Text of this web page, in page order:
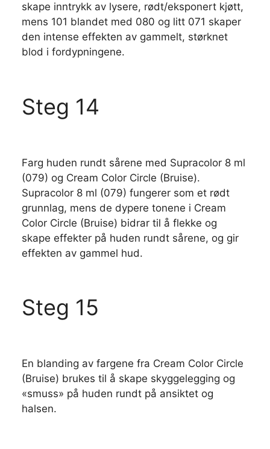
skape inntrykk av lysere, rødt/eksponert kjøtt,
mens 101 blandet med 080 og litt 071 skaper
den intense effekten av gammelt, størknet
blod i fordypningene.
Steg 14
Farg huden rundt sårene med Supracolor 8 ml
(079) og Cream Color Circle (Bruise).
Supracolor 8 ml (079) fungerer som et rødt
grunnlag, mens de dypere tonene i Cream
Color Circle (Bruise) bidrar til å flekke og
skape effekter på huden rundt sårene, og gir
effekten av gammel hud.
Steg 15
En blanding av fargene fra Cream Color Circle
(Bruise) brukes til å skape skyggelegging og
«smuss» på huden rundt på ansiktet og
halsen.